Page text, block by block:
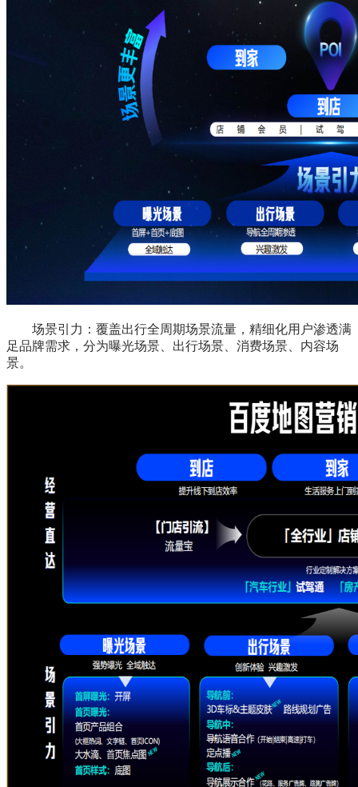
场景引力：覆盖出行全周期场景流量，精细化用户渗透满
足品牌需求，分为曝光场景、出行场景、消费场景、内容场
景。